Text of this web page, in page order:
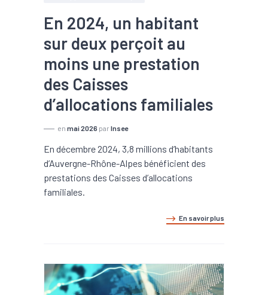
En 2024, un habitant
sur deux perçoit au
moins une prestation
des Caisses
d’allocations familiales
en mai 2026 par Insee
En décembre 2024, 3,8 millions d’habitants
d’Auvergne-Rhône-Alpes bénéficient des
prestations des Caisses d’allocations
familiales.
En savoir plus